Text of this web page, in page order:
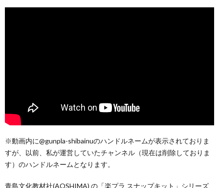
※動画内に@gunpla-shibainuのハンドルネームが表示されておりま
すが、以前、私が運営していたチャンネル（現在は削除しておりま
す）のハンドルネームとなります。
青島文化教材社(AOSHIMA) の「楽プラ スナップキット」シリーズ